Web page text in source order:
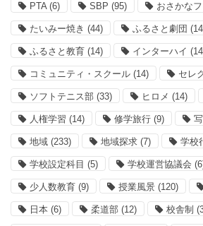
PTA(6) SBP (95) おさかな
たいみー焼き (44) ふるさと劇団
ふるさと教育 (14) インターハイ
コミュニティ・スクール (14) セレ
ソフトテニス部 (33) ヒロメ (14)
人権学習 (14) 修学旅行 (9)
地域 (233) 地域探求 (7) 学校
学校設定科目 (5) 学校運営協議会
少人数教育 (9) 授業風景 (120)
日本 (6) 柔道部 (12) 校舎制